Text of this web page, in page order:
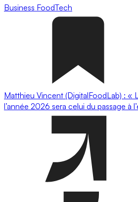
Business FoodTech
Matthieu Vincent (DigitalFoodLab) : «
l’année 2026 sera celui du passage à